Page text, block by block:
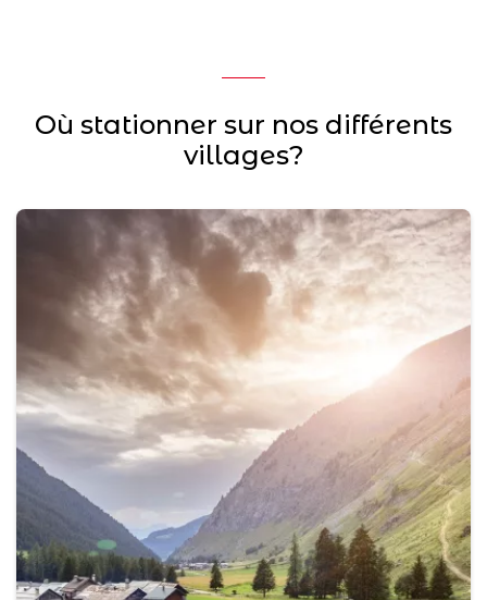
Où stationner sur nos différents
villages?